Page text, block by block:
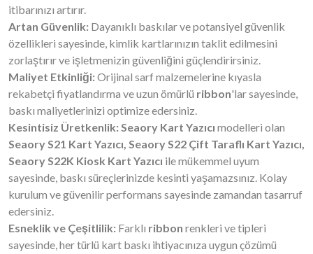
itibarınızı artırır.
Artan Güvenlik: Dayanıklı baskılar ve potansiyel güvenlik
özellikleri sayesinde, kimlik kartlarınızın taklit edilmesini
zorlaştırır ve işletmenizin güvenliğini güçlendirirsiniz.
Maliyet Etkinliği:Orijinal sarf malzemelerine kıyasla
rekabetçi fiyatlandırma ve uzun ömürlü ribbon'lar sayesinde,
baskı maliyetlerinizi optimize edersiniz.
Kesintisiz Üretkenlik:Seaory Kart Yazıcı modelleri olan
Seaory S21 Kart Yazıcı, Seaory S22 Çift Taraflı Kart Yazıcı,
Seaory S22K Kiosk Kart Yazıcı ile mükemmel uyum
sayesinde, baskı süreçlerinizde kesinti yaşamazsınız. Kolay
kurulum ve güvenilir performans sayesinde zamandan tasarruf
edersiniz.
Esneklik ve Çeşitlilik: Farklı ribbon renkleri ve tipleri
sayesinde, her türlü kart baskı ihtiyacınıza uygun çözümü